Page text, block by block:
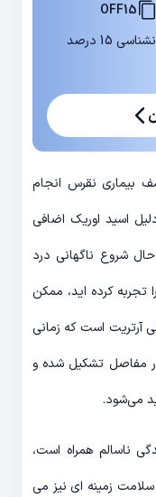
OFF15
در اولین مشاوره آنلاین پزشکی یا روانشناسی 15 درصد
بیماری نقرس انجام
اسید اوریک اضافی
شروع ناگهانی درد
کرده اید، ممکن
آرتریت است که زمانی
مفاصل تشکیل شده و
می‌شود.
ناسالم همراه است،
سلامت زمینه ای نیز می